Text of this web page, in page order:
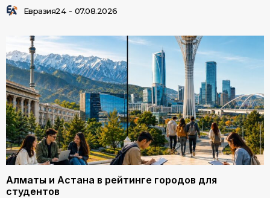
Евразия24 - 07.08.2026
Алматы и Астана в рейтинге городов для
студентов